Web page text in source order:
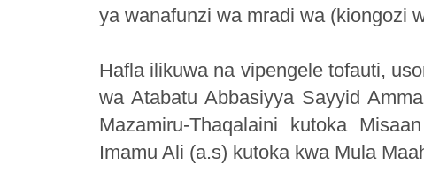
ya wanafunzi wa mradi wa (kiongozi
Hafla ilikuwa na vipengele tofauti,
wa Atabatu Abbasiyya Sayyid
Mazamiru-Thaqalaini kutoka
Imamu Ali (a.s) kutoka kwa Mula